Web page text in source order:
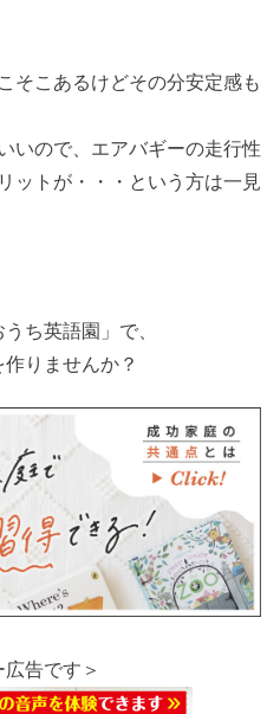
そこあるけどその分安定感も
いので、エアバギーの走行性
ットが・・・という方は一見
ち英語園」で、
りませんか？
広告です＞